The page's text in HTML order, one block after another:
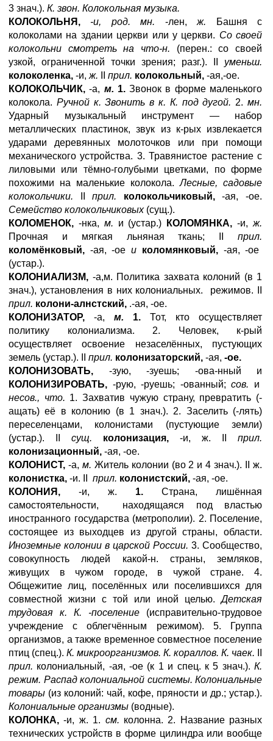
3 знач.). К. звон. Колокольная музыка.
КОЛОКОЛЬНЯ,
-и, род. мн. -лен,ж.
Башня с
колоколами на здании церкви или у церкви. Со своей
колокольни смотреть на что-н. (перен.: со своей
узкой, ограниченной точки зрения; разг.). II уменьш.
колоколенка, -и, ж. прил. колокольный, -ая,-ое.
КОЛОКОЛЬЧИК, -а, м. 1.Звонок в форме маленького
колокола. Ручной к. Звонить в к. К. под дугой. 2.мн.
Ударный музыкальный инструмент — набор
металлических пластинок, звук из к-рых извлекается
ударами деревянных молоточков или при помощи
механического устройства. 3. Травянистое растение с
лиловыми или тёмно-голубыми цветками, по форме
похожими на маленькие колокола.Лесные, садовые
колокольчики. IIприл. колокольчиковый,-ая, -ое.
Семейство колокольчиковых(сущ.).
КОЛОМЕНОК, -нка, м. и (устар.) КОЛОМЯНКА, -и,ж.
Прочная и мягкая льняная ткань; II прил.
коломёнковый, -ая, -оеи коломянковый,-ая, -ое
(устар.).
КОЛОНИАЛИЗМ, -а,м. Политика захвата колоний (в 1
знач.), установления в них колониальных. режимов. II
прил. колони-алнстский, .-ая, -ое.
КОЛОНИЗАТОР, -а, м. 1. Тот, кто осуществляет
политику колониализма. 2. Человек, к-рый
осуществляет освоение незаселённых, пустующих
земель (устар.). II прил. колонизаторский, -ая, -ое.
КОЛОНИЗОВАТЬ, -зую, -зуешь; -ова-нный и
КОЛОНИЗИРОВАТЬ, -рую, -руешь; -ованный; сов. и
несов., что. 1. Захватив чужую страну, превратить (-
ащать) её в колонию (в 1 знач.). 2. Заселить (-лять)
переселенцами, колонистами (пустующие земли)
(устар.). II сущ. колонизация, -и, ж. II прил.
колонизационный, -ая, -ое.
КОЛОНИСТ, -а, м. Житель колонии (во 2 и 4 знач.). II ж.
колонистка, -и. II прил. колонистский, -ая, -ое.
КОЛОНИЯ, -и, ж. 1. Страна, лишённая
самостоятельности, находящаяся под властью
иностранного государства (метрополии). 2. Поселение,
состоящее из выходцев из другой страны, области.
Иноземные колонии в царской России. 3. Сообщество,
совокупность людей какой-н. страны, земляков,
живущих в чужом городе, в чужой стране. 4.
Общежитие лиц, поселённых или поселившихся для
совместной жизни с той или иной целью.Детская
трудовая к. К. -поселение (исправительно-трудовое
учреждение с облегчённым режимом). 5. Группа
организмов, а также временное совместное поселение
птиц (спец.). К. микроорганизмов. К. кораллов. К. чаек.
прил. колониальный, -ая, -ое (к 1 и спец. к 5 знач.). К.
режим. Распад колониальной системы. Колониальные
товары (из колоний: чай, кофе, пряности и др.; устар.).
Колониальные организмы (водные).
КОЛОНКА, -и, ж. 1. см. колонна. 2. Название разных
технических устройств в форме цилиндра или вообще